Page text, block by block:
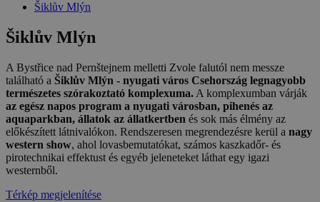
Šiklův Mlýn
Šiklův Mlýn
A Bystřice nad Pernštejnem melletti Zvole falutól nem messze
található a Šiklův Mlýn - nyugati város Csehország legnagyobb
természetes szórakoztató komplexuma. A komplexumban várják
az egész napos program a nyugati városban, pihenés az
aquaparkban, állatok az állatkertben és sok más élmény az
előkészített látnivalókon. Rendszeresen megrendezésre kerül a nagy
western show, ahol lovasbemutatókat, számos kaszkadőr- és
pirotechnikai effektust és egyéb jeleneteket láthat egy igazi
westernből.
Térkép megjelenítése